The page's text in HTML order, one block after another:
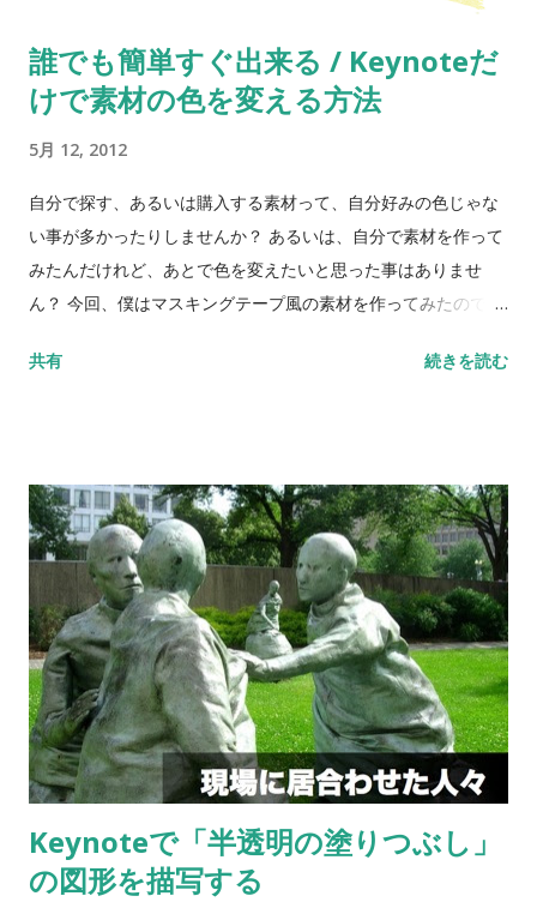
誰でも簡単すぐ出来る / Keynoteだ
けで素材の色を変える方法
5月 12, 2012
自分で探す、あるいは購入する素材って、自分好みの色じゃな
い事が多かったりしませんか？ あるいは、自分で素材を作って
みたんだけれど、あとで色を変えたいと思った事はありませ
ん？ 今回、僕はマスキングテープ風の素材を作ってみたのです
の気力はありませんでした。 ですが、実を言うとKeynoteの
共有 続きを読む
Keynoteで「半透明の塗りつぶし」
の図形を描写する